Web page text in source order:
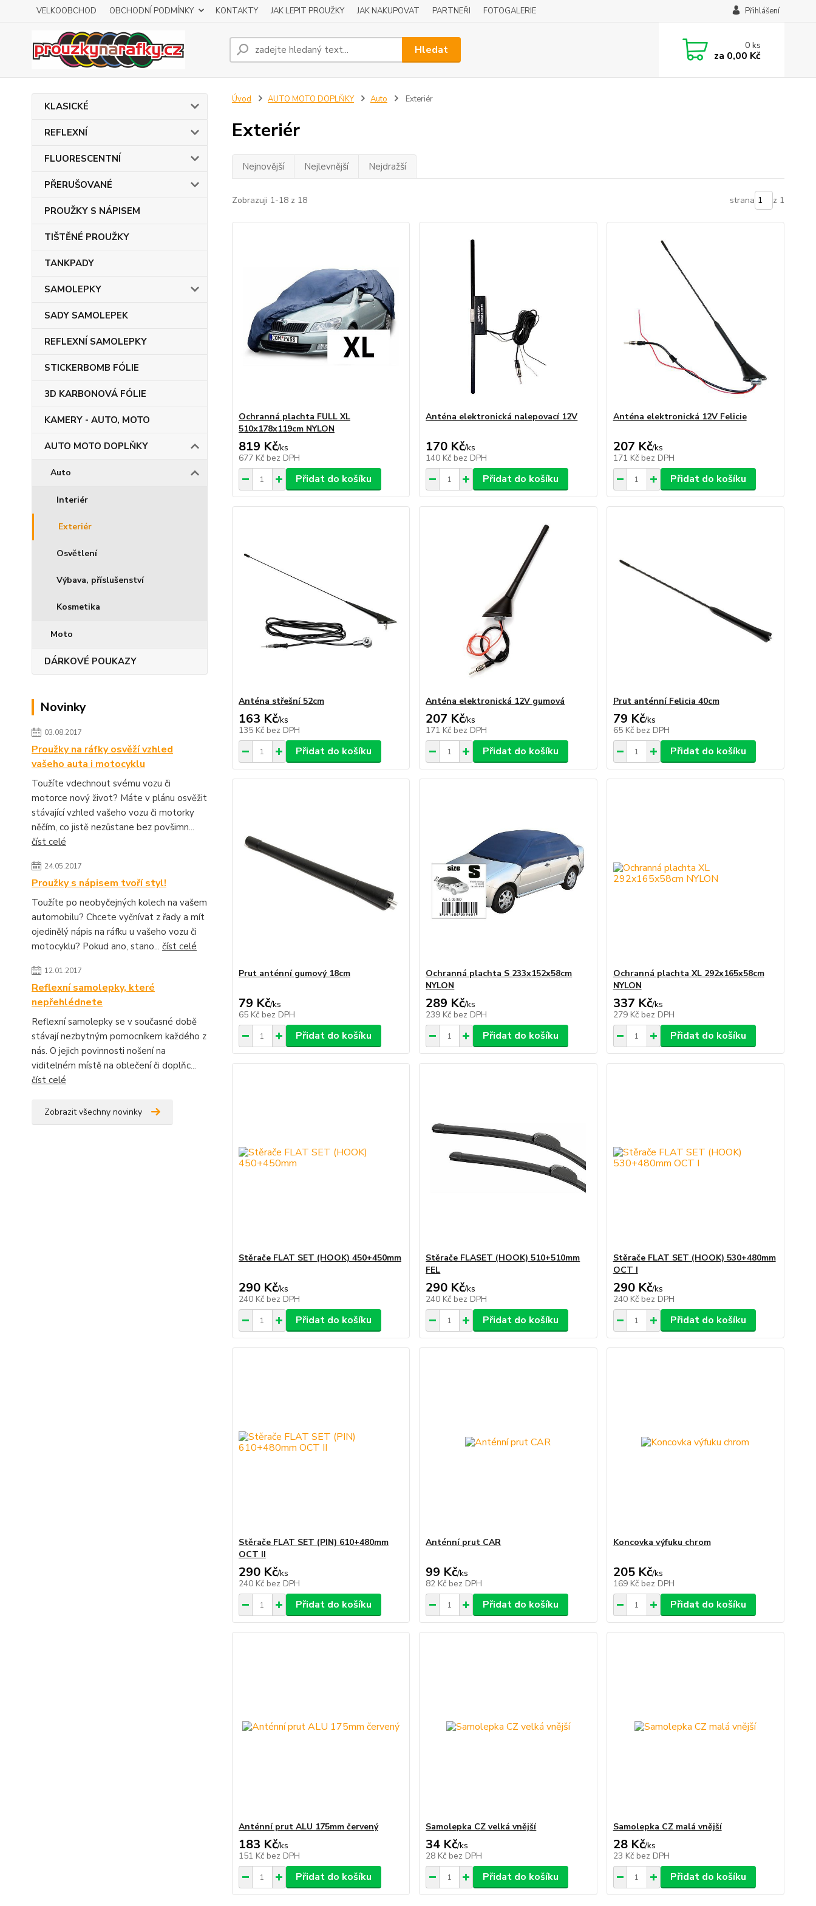
VELKOOBCHOD OBCHODNÍ PODMÍNKY KONTAKTY JAK LEPIT PROUŽKY JAK NAKUPOVAT PARTNEŘI FOTOGALERIE Přihlášení
Hledat 0ks
za 0,00 Kč
KLASICKÉ
REFLEXNÍ
FLUORESCENTNÍ
PŘERUŠOVANÉ
PROUŽKY S NÁPISEM
TIŠTĚNÉ PROUŽKY
TANKPADY
SAMOLEPKY
SADY SAMOLEPEK
REFLEXNÍ SAMOLEPKY
STICKERBOMB FÓLIE
3D KARBONOVÁ FÓLIE
KAMERY - AUTO, MOTO
AUTO MOTO DOPLŇKY
Auto
Interiér
Exteriér
Osvětlení
Výbava, příslušenství
Kosmetika
Moto
DÁRKOVÉ POUKAZY
Novinky
03.08.2017
Proužky na ráfky osvěží vzhled
vašeho auta i motocyklu
Toužíte vdechnout svému vozu či
motorce nový život? Máte v plánu osvěžit
stávající vzhled vašeho vozu či motorky
něčím, co jistě nezůstane bez povšimn...
číst celé
24.05.2017
Proužky s nápisem tvoří styl!
Toužíte po neobyčejných kolech na vašem
automobilu? Chcete vyčnívat z řady a mít
ojedinělý nápis na ráfku u vašeho vozu či
motocyklu? Pokud ano, stano... číst celé
12.01.2017
Reflexní samolepky, které
nepřehlédnete
Reflexní samolepky se v současné době
stávají nezbytným pomocníkem každého z
nás. O jejich povinnosti nošení na
viditelném místě na oblečení či doplňc...
číst celé
Zobrazit všechny novinky
Úvod AUTO MOTO DOPLŇKY Auto Exteriér
Exteriér
Nejnovější Nejlevnější Nejdražší
Zobrazuji 1-18 z 18 strana z 1
Ochranná plachta FULL XL
510x178x119cm NYLON
819 Kč/ks
677 Kč bez DPH
Přidat do košíku
Anténa elektronická nalepovací 12V
170 Kč/ks
140 Kč bez DPH
Přidat do košíku
Anténa elektronická 12V Felicie
207 Kč/ks
171 Kč bez DPH
Přidat do košíku
Anténa střešní 52cm
163 Kč/ks
135 Kč bez DPH
Přidat do košíku
Anténa elektronická 12V gumová
207 Kč/ks
171 Kč bez DPH
Přidat do košíku
Prut anténní Felicia 40cm
79 Kč/ks
65 Kč bez DPH
Přidat do košíku
Prut anténní gumový 18cm
79 Kč/ks
65 Kč bez DPH
Přidat do košíku
Ochranná plachta S 233x152x58cm
NYLON
289 Kč/ks
239 Kč bez DPH
Přidat do košíku
Ochranná plachta XL 292x165x58cm
NYLON
337 Kč/ks
279 Kč bez DPH
Přidat do košíku
Stěrače FLAT SET (HOOK) 450+450mm
290 Kč/ks
240 Kč bez DPH
Přidat do košíku
Stěrače FLASET (HOOK) 510+510mm
FEL
290 Kč/ks
240 Kč bez DPH
Přidat do košíku
Stěrače FLAT SET (HOOK) 530+480mm
OCT I
290 Kč/ks
240 Kč bez DPH
Přidat do košíku
Stěrače FLAT SET (PIN) 610+480mm
OCT II
290 Kč/ks
240 Kč bez DPH
Přidat do košíku
Anténní prut CAR
99 Kč/ks
82 Kč bez DPH
Přidat do košíku
Koncovka výfuku chrom
205 Kč/ks
169 Kč bez DPH
Přidat do košíku
Anténní prut ALU 175mm červený
183 Kč/ks
151 Kč bez DPH
Přidat do košíku
Samolepka CZ velká vnější
34 Kč/ks
28 Kč bez DPH
Přidat do košíku
Samolepka CZ malá vnější
28 Kč/ks
23 Kč bez DPH
Přidat do košíku